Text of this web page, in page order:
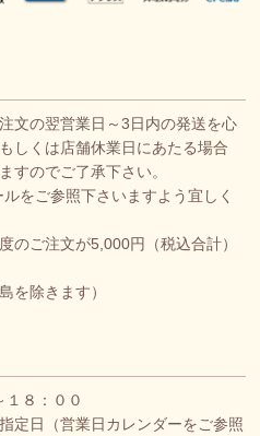
文の翌営業日～3日内の発送を心
しくは店舗休業日にあたる場合
すのでご了承下さい。
をご参照下さいますよう宜しく
のご注文が5,000円（税込合計）
を除きます）
８：００
定日（営業日カレンダーをご参照